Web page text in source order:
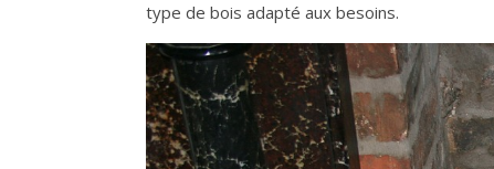
type de bois adapté aux besoins.